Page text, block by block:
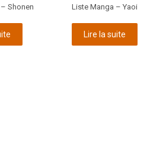
Shonen Liste Manga – Yaoi
Lire la suite